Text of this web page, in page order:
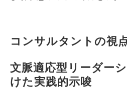
コンサルタントの視
文脈適応型リーダー
けた実践的示唆